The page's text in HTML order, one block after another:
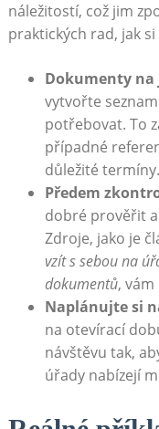
náležitostí,‍ což jim
praktických rad, jak
Dokumenty
vytvořte
potřebovat. To
případné
důležité termíny.
Předem
dobré​ prověřit
Zdroje,⁣ jako je
vzít s⁢ sebou na
dokumentů,
Naplánujte​ si⁣
na otevírací
návštěvu tak,
úřady nabízejí